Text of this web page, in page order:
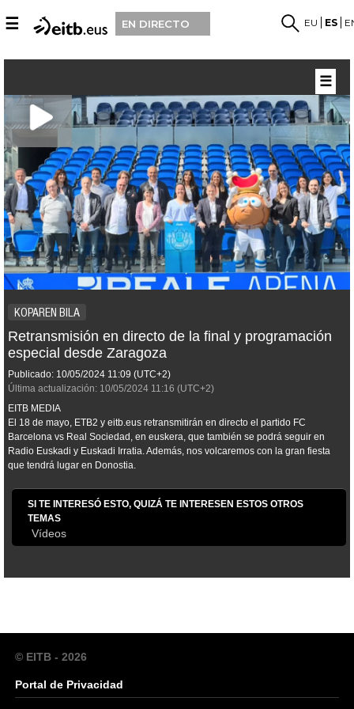
☰ EN DIRECTO EU ES
KOPAREN BILA
Retransmisión en directo de la final y programación
especial desde Zaragoza
Publicado: 10/05/2024 11:09 (UTC+2)
Última actualización: 10/05/2024 11:16 (UTC+2)
EITB MEDIA
El 18 de mayo, ETB2 y eitb.eus retransmitirán en directo el partido FC
Barcelona vs Real Sociedad, en euskera, que también se podrá seguir en
Radio Euskadi y Euskadi Irratia. Además, nos volcaremos con la gran fiesta
que tendrá lugar en Donostia.
SI TE INTERESÓ ESTO, QUIZÁ TE INTERESEN ESTOS OTROS
TEMAS
Vídeos
☰
© EITB - 2026
Portal de Privacidad